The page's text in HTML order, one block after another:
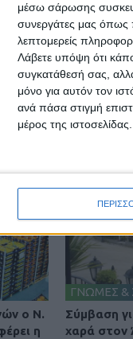
μέσω σάρωσης
συνεργάτες μας όπως
λεπτομερείς
Λάβετε υπόψη ότι
συγκατάθεσή σας,
μόνο για αυτόν τον
ανά πάσα στιγμή
μέρος της ιστοσελίδας.
neosagon.gr
Καθημερινή
ο Ν.
η
ΓΝΩΜΕΣ &
Σύμβαση
χαρά στον